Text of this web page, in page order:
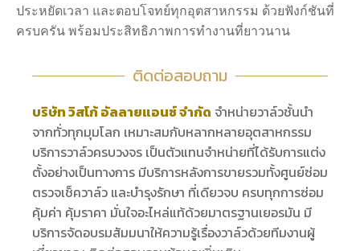
ประหยัดเวลา และตอบโจทย์ทุกอุตสาหกรรม ด้วยฟังก์ชันที่
ครบครัน พร้อมประสิทธิภาพการทำงานที่ยาวนาน
ติดต่อสอบถาม
บริษัท วิสโก้ อัลลายแอนซ์ จำกัด จำหน่ายวาล์วชั้นนำ
จากทั่วทุกมุมโลก เหมาะสมกับหลากหลายอุตสาหกรรม
บริการวาล์วครบวงจร เป็นตัวแทนจำหน่ายที่ได้รับการแต่ง
ตั้งอย่างเป็นทางการ มีบริการหลังการขายรวมทั้งศูนย์ซ่อม
ตรวจเช็ควาล์ว และบำรุงรักษา ที่เดียวจบ ครบทุกการซ่อม
คุ้มค่า คุ้มราคา มั่นใจอะไหล่แท้ด้วยมาตรฐานเยอรมัน มี
บริการจัดอบรมสัมมนาให้ความรู้เรื่องวาล์วด้วยทีมงานผู้